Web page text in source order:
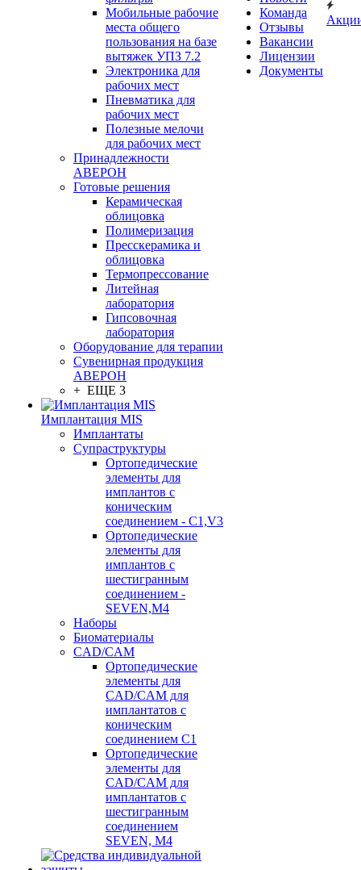
Мобильные рабочие
места общего
пользования на базе
вытяжек УПЗ 7.2
Электроника для
рабочих мест
Пневматика для
рабочих мест
Полезные мелочи
для рабочих мест
Принадлежности
АВЕРОН
Готовые решения
Керамическая
облицовка
Полимеризация
Пресскерамика и
облицовка
Термопрессование
Литейная
лаборатория
Гипсовочная
лаборатория
Оборудование для терапии
Сувенирная продукция
АВЕРОН
+ ЕЩЕ 3
Имплантация MIS
Имплантаты
Супраструктуры
Ортопедические
элементы для
имплантов с
коническим
соединением - C1,V3
Ортопедические
элементы для
имплантов с
шестигранным
соединением -
SEVEN,M4
Наборы
Биоматериалы
CAD/CAM
Ортопедические
элементы для
CAD/CAM для
имплантатов с
коническим
соединением С1
Ортопедические
элементы для
CAD/CAM для
имплантатов с
шестигранным
соединением
SEVEN, М4
Команда
Отзывы
Вакансии
Лицензии
Документы